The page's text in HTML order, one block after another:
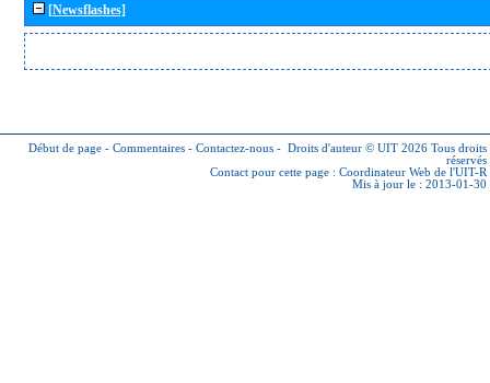
[Newsflashes]
Début de page - Commentaires - Contactez-nous - Droits d'auteur © UIT 2026 Tous droits
réservés
Contact pour cette page : Coordinateur Web de l'UIT-R
Mis à jour le : 2013-01-30